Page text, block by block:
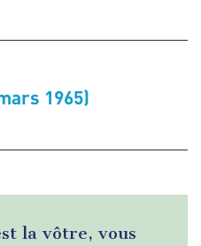
1965)
la vôtre, vous